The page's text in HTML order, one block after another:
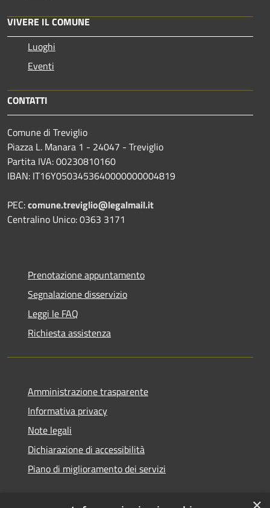
VIVERE IL COMUNE
Luoghi
Eventi
CONTATTI
Comune di Treviglio
Piazza L. Manara 1 - 24047 - Treviglio
Partita IVA: 00230810160
IBAN: IT16Y0503453640000000004819
PEC:comune.treviglio@legalmail.it
Centralino Unico: 0363 3171
Prenotazione appuntamento
Segnalazione disservizio
Leggi le FAQ
Richiesta assistenza
Amministrazione trasparente
Informativa privacy
Note legali
Dichiarazione di accessibilità
Piano di miglioramento dei servizi